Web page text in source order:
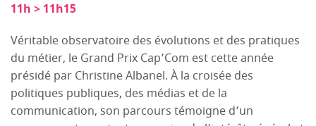
11h > 11h15
Véritable observatoire des évolutions et des pratiques
du métier, le Grand Prix Cap’Com est cette année
présidé par Christine Albanel. À la croisée des
politiques publiques, des médias et de la
communication, son parcours témoigne d’un